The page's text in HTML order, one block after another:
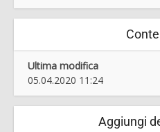
Ultima modifica
05.04.2020 11:24
Aggiungi